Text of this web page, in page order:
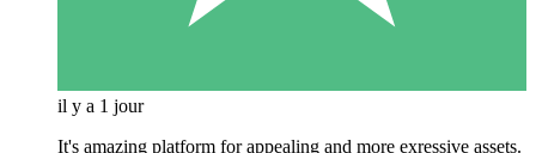
il y a 1 jour
It's amazing platform for appealing and more exressive assets.